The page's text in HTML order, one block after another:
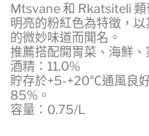
Mtsvane 和 Rkatsiteli
明亮的粉紅色為特徵，
的微妙味道而聞名。
推薦搭配開胃菜、海鮮
酒精：11.0%
貯存於+5-+20℃通風良
85%。
容量：0.75/L